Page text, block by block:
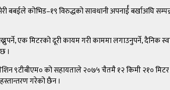
बबईले कोभिड–१९ विरुद्धको सावधानी अपनार्ई बर्खाअघि
एक मिटरको दूरी कायम गरी काममा लगाउनुपर्ने,
।
९टीबीएम० को सहायताले २०७५ चैतमै १२ किमी २१०
गरेको छैन ।